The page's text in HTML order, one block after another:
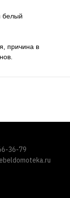
белый
причина в
36-79